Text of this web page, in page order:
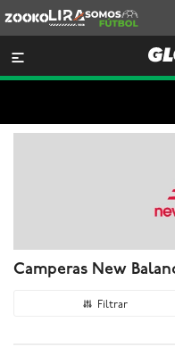
Lira
Somos
Futbol

Camperas New